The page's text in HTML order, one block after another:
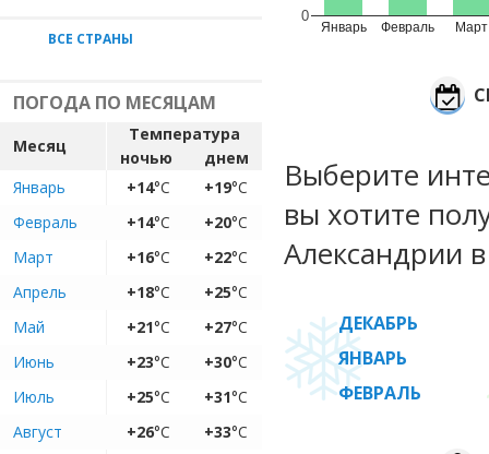
ВСЕ СТРАНЫ
ПОГОДА ПО МЕСЯЦАМ
Месяц
Температура
ночью
днем
Январь
+14°C +19°C
Февраль
+14°C +20°C
Март
+16°C +22°C
Апрель
+18°C +25°C
Май
+21°C +27°C
Июнь
+23°C +30°C
Июль
+25°C +31°C
Август
+26°C +33°C
Январь Февраль Март
0
Выберите
вы хотите
Александрии
ДЕКАБРЬ
ЯНВАРЬ
ФЕВРАЛЬ